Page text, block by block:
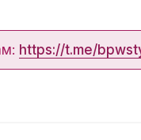
https://t.me/